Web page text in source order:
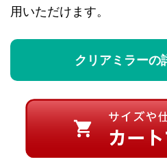
用いただけます。
クリアミラーの